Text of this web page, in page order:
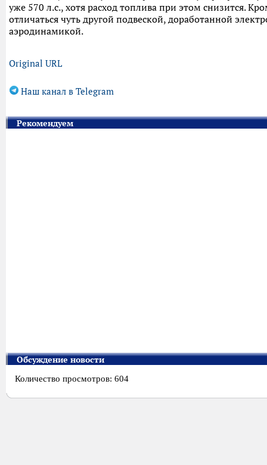
уже 570 л.с., хотя расход топлива при этом снизится.
отличаться чуть другой подвеской, доработанной
аэродинамикой.
Original URL
Наш канал в Telegram
Рекомендуем
Обсуждение новости
Количество просмотров: 604